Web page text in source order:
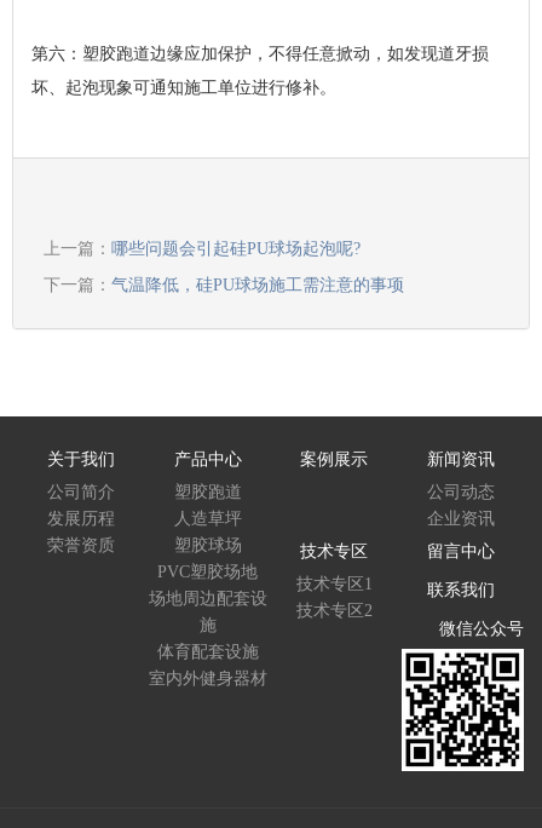
第六：塑胶跑道边缘应加保护，不得任意掀动，如发现道牙损
坏、起泡现象可通知施工单位进行修补。
上一篇： 哪些问题会引起硅PU球场起泡呢?
下一篇： 气温降低，硅PU球场施工需注意的事项
关于我们
公司简介
发展历程
荣誉资质
产品中心
塑胶跑道
人造草坪
塑胶球场
PVC塑胶场地
场地周边配套设
施
体育配套设施
室内外健身器材
案例展示
新闻资讯
公司动态
企业资讯
技术专区
技术专区1
技术专区2
留言中心
联系我们
微信公众号